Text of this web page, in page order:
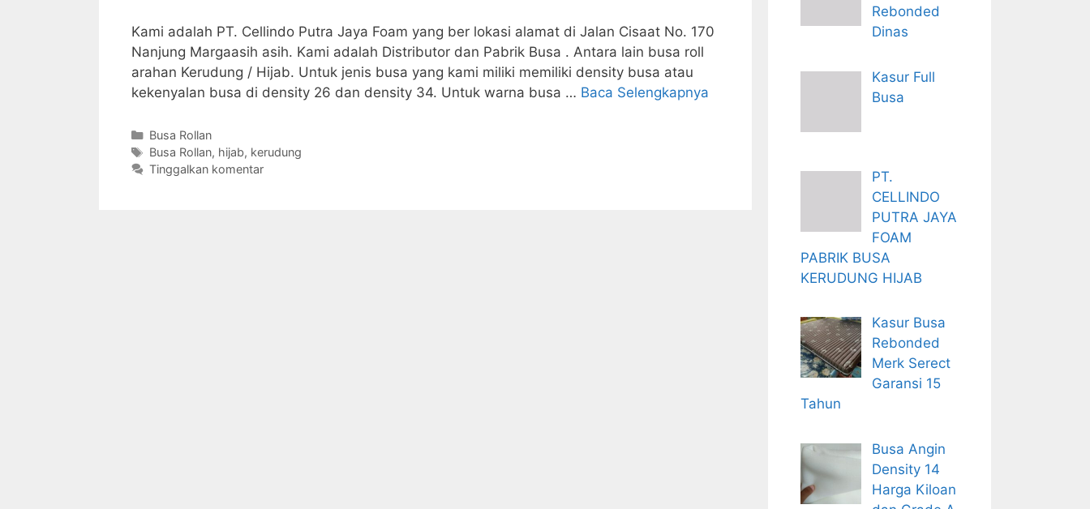
Kami adalah PT. Cellindo Putra Jaya Foam yang ber lokasi alamat di Jalan Cisaat No. 170
Nanjung Margaasih asih. Kami adalah Distributor dan Pabrik Busa . Antara lain busa roll
arahan Kerudung / Hijab. Untuk jenis busa yang kami miliki memiliki density busa atau
kekenyalan busa di density 26 dan density 34. Untuk warna busa … Baca Selengkapnya
Kategori
Busa Rollan
Tag
Busa Rollan, hijab, kerudung
Tinggalkan komentar
Rebonded
Dinas
Kasur Full
Busa
PT.
CELLINDO
PUTRA JAYA
FOAM
PABRIK BUSA
KERUDUNG HIJAB
Kasur Busa
Rebonded
Merk Serect
Garansi 15
Tahun
Busa Angin
Density 14
Harga Kiloan